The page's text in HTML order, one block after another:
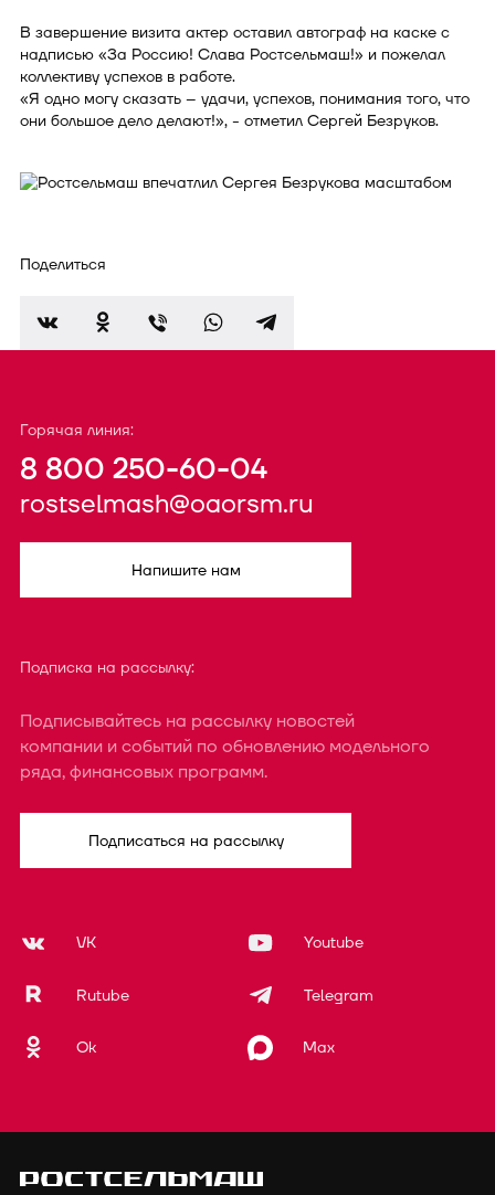
В завершение визита актер оставил автограф на каске с
надписью «За Россию! Слава Ростсельмаш!» и пожелал
коллективу успехов в работе.
«Я одно могу сказать – удачи, успехов, понимания того, что
они большое дело делают!», - отметил Сергей Безруков.
Поделиться
Горячая линия:
8 800 250-60-04
rostselmash@oaorsm.ru
Напишите нам
Подписка на рассылку:
Подписывайтесь на рассылку новостей
компании и событий по обновлению модельного
ряда, финансовых программ.
Подписаться на рассылку
VK Youtube
Rutube Telegram
Ok Max